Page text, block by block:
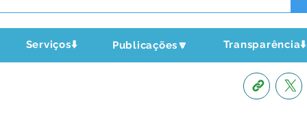
Serviços⬇️ Publicações🔽 Transparência⬇️